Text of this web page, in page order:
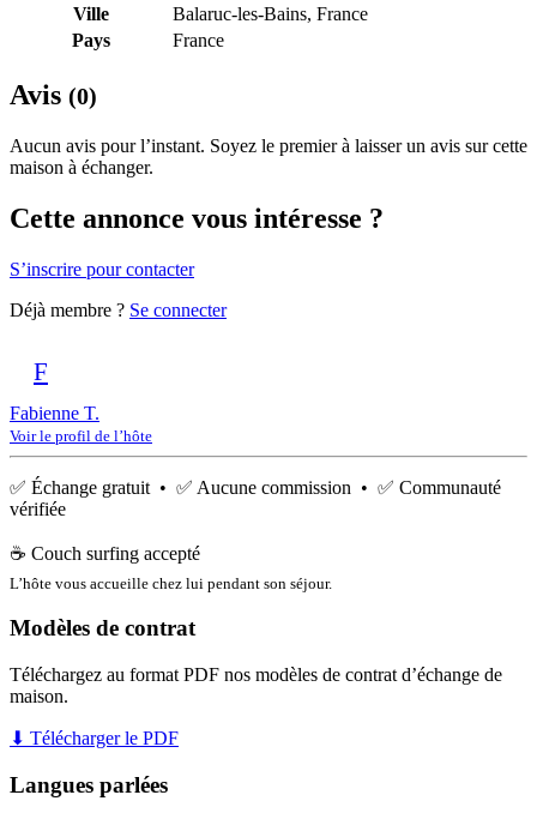
Ville
Balaruc-les-Bains, France
Pays
France
Avis (0)
Aucun avis pour l’instant. Soyez le premier à laisser un avis sur cette
maison à échanger.
Cette annonce vous intéresse ?
S’inscrire pour contacter
Déjà membre ? Se connecter
F
Fabienne T.
Voir le profil de l’hôte
✅ Échange gratuit • ✅ Aucune commission • ✅ Communauté
vérifiée
☕ Couch surfing accepté
L’hôte vous accueille chez lui pendant son séjour.
Modèles de contrat
Téléchargez au format PDF nos modèles de contrat d’échange de
maison.
⬇ Télécharger le PDF
Langues parlées